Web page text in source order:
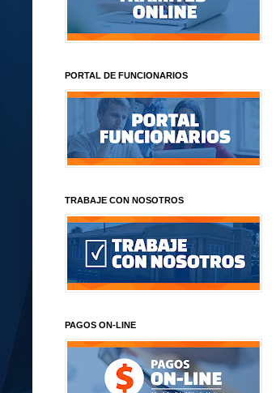
PORTAL DE FUNCIONARIOS
TRABAJE CON NOSOTROS
PAGOS ON-LINE